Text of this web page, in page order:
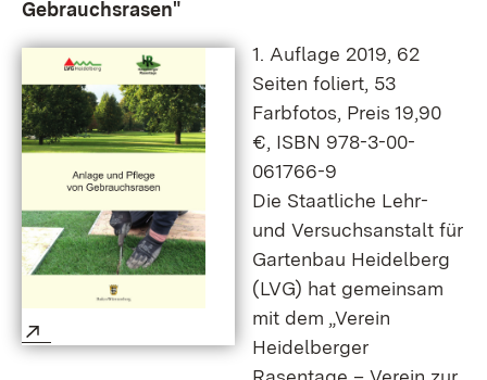
Gebrauchsrasen"
(Öffnet in neuem Fenster)
1. Auflage 2019, 62
Seiten foliert, 53
Farbfotos, Preis 19,90
€, ISBN 978-3-00-
061766-9
Die Staatliche Lehr-
und Versuchsanstalt für
Gartenbau Heidelberg
(LVG) hat gemeinsam
mit dem „Verein
Heidelberger